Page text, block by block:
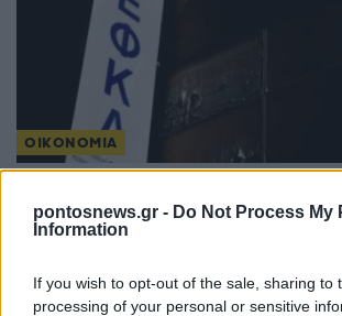
pontosnews.gr - Do Not Process My
Information
If you wish to opt-out of the sale, sharing to
processing of your personal or sensitive
ΟΙΚΟΝΟΜΙΑ
e-ΕΦΚΑ: Εκτός λειτουργίας για
ηλεκτρονικές υπηρεσίες του ΚΕΑΟ
28/07/2026 - 8:36πμ